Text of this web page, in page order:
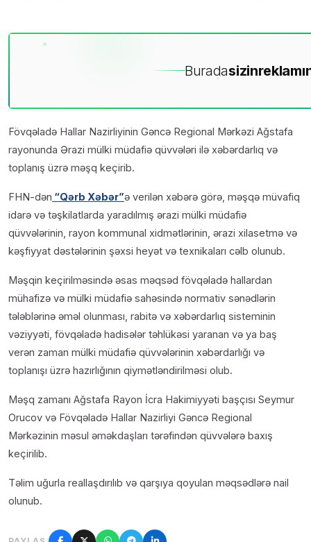
Buradasizin
Fövqəladə Hallar Nazirliyinin Gəncə Regional Mərkəzi Ağstafa
rayonunda Ərazi mülki müdafiə qüvvələri ilə xəbərdarlıq və
toplanış üzrə məşq keçirib.
FHN-dən “Qərb Xəbər”ə verilən xəbərə görə, məşqə müvafiq
idarə və təşkilatlarda yaradılmış ərazi mülki müdafiə
qüvvələrinin, rayon kommunal xidmətlərinin, ərazi xilasetmə və
kəşfiyyat dəstələrinin şəxsi heyət və texnikaları cəlb olunub.
Məşqin keçirilməsində əsas məqsəd fövqəladə hallardan
mühafizə və mülki müdafiə sahəsində normativ sənədlərin
tələblərinə əməl olunması, rabitə və xəbərdarlıq sisteminin
vəziyyəti, fövqəladə hadisələr təhlükəsi yaranan və ya baş
verən zaman mülki müdafiə qüvvələrinin xəbərdarlığı və
toplanışı üzrə hazırlığının qiymətləndirilməsi olub.
Məşq zamanı Ağstafa Rayon İcra Hakimiyyəti başçısı Seymur
Orucov və Fövqəladə Hallar Nazirliyi Gəncə Regional
Mərkəzinin məsul əməkdaşları tərəfindən qüvvələrə baxış
keçirilib.
Təlim uğurla reallaşdırılıb və qarşıya qoyulan məqsədlərə nail
olunub.